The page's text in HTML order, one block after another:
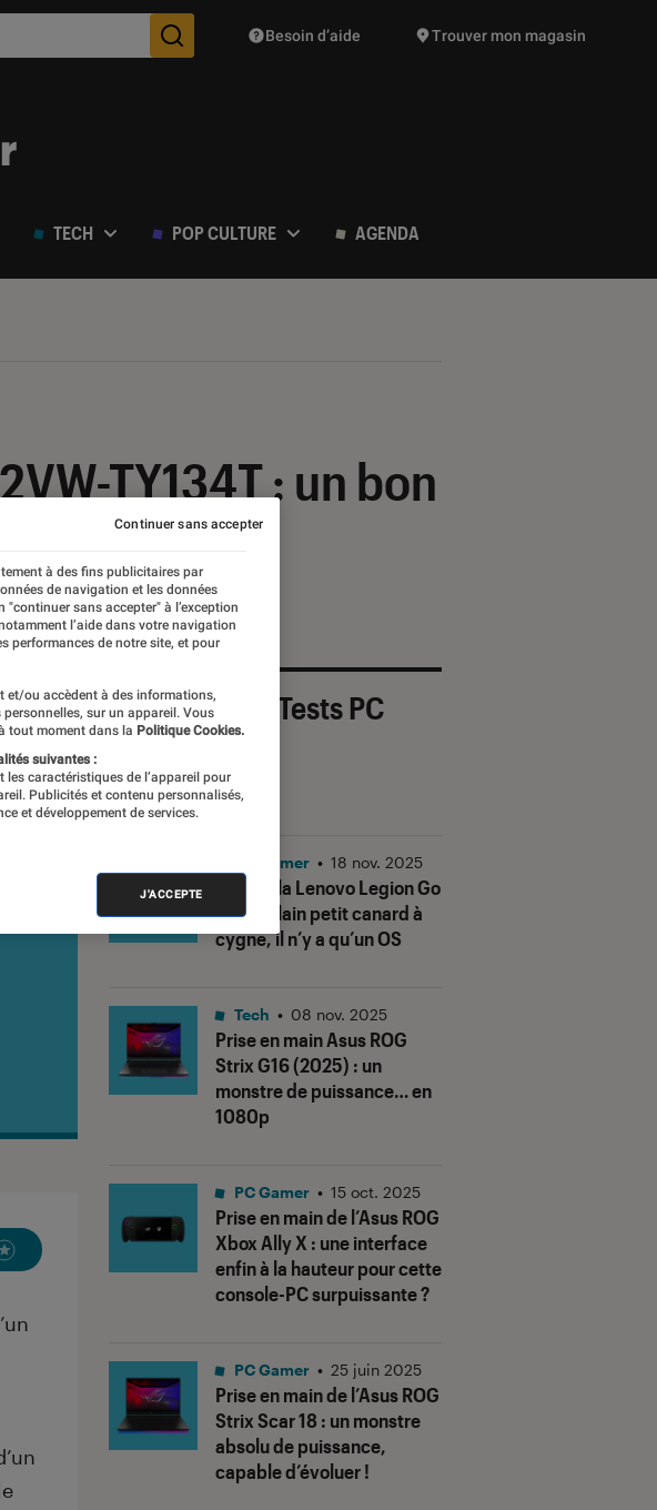
Des suggestions de produits vont vous être proposées
Besoin d’aide Trouver mon magasin
TECH POP CULTURE AGENDA
TY134T : un bon
5
Nos derniers Tests PC
Gamer
VOIR TOUT
Test de la Lenovo Legion Go
S : de vilain petit canard à
cygne, il n’y a qu’un OS
PC Gamer • 18 nov. 2025
Prise en main Asus ROG
Strix G16 (2025) : un
monstre de puissance… en
1080p
Tech • 08 nov. 2025
Prise en main de l’Asus ROG
Xbox Ally X : une interface
enfin à la hauteur pour cette
console-PC surpuissante ?
PC Gamer • 15 oct. 2025
Prise en main de l’Asus ROG
Strix Scar 18 : un monstre
absolu de puissance,
capable d’évoluer !
PC Gamer • 25 juin 2025
à des fins publicitaires par
de navigation et les données
"continuer sans accepter" à l’exception
l’aide dans votre navigation
performances de notre site, et pour
et/ou accèdent à des informations,
sur un appareil. Vous
tout moment dans la Politique Cookies.
suivantes :
caractéristiques de l’appareil pour
Publicités et contenu personnalisés,
et développement de services.
J'ACCEPTE
Continuer sans accepter